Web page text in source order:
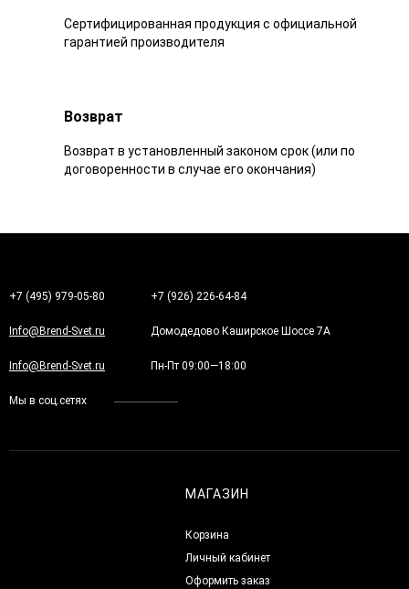
Сертифицированная продукция с официальной
гарантией производителя
Возврат
Возврат в установленный законом срок (или по
договоренности в случае его окончания)
+7 (495) 979-05-80 +7 (926) 226-64-84
Info@Brend-Svet.ru Домодедово Каширское Шоссе 7А
Info@Brend-Svet.ru Пн-Пт 09:00—18:00
Мы в соц.сетях
МАГАЗИН
Корзина
Личный кабинет
Оформить заказ